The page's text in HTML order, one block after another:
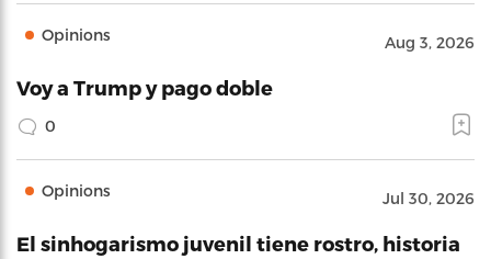
Opinions Aug 3, 2026
Voy a Trump y pago doble
0
Opinions Jul 30, 2026
El sinhogarismo juvenil tiene rostro, historia